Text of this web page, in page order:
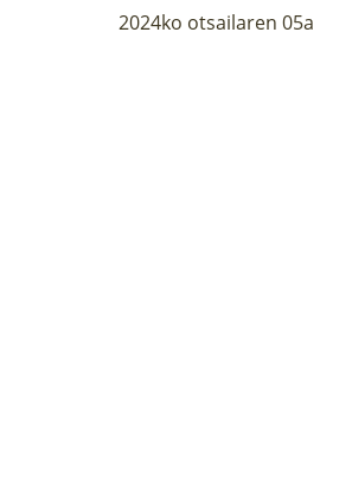
2024ko otsailaren 05a